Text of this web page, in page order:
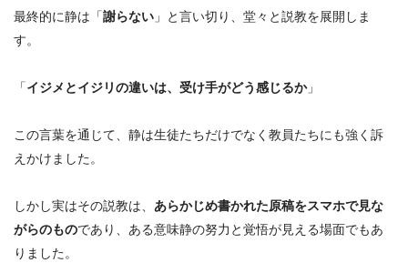
最終的に静は「謝らない 」と言い切り、堂々と説教を展開しま
す。
「イジメとイジリの違いは、受け手がどう感じるか」
この言葉を通じて、静は生徒たちだけでなく教員たちにも強く訴
えかけました。
しかし実はその説教は、 あらかじめ書かれた原稿をスマホで見な
がらのものであり、ある意味静の努力と覚悟が見える場面でもあ
りました。